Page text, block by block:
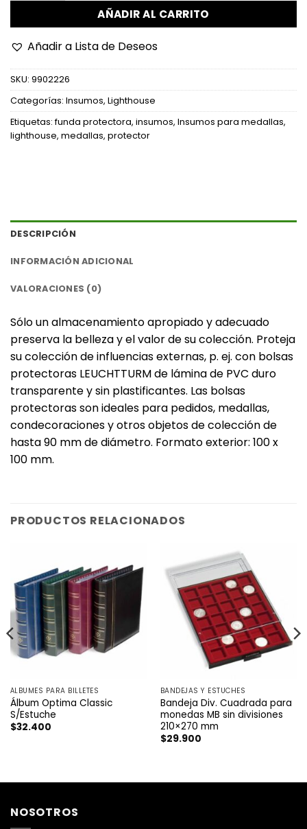
AÑADIR AL CARRITO
Añadir a Lista de Deseos
SKU: 9902226
Categorías: Insumos, Lighthouse
Etiquetas:funda protectora, insumos, Insumos para medallas,
lighthouse, medallas, protector
DESCRIPCIÓN
INFORMACIÓN ADICIONAL
VALORACIONES (0)
Sólo un almacenamiento apropiado y adecuado
preserva la belleza y el valor de su colección. Proteja
su colección de influencias externas, p. ej. con bolsas
protectoras LEUCHTTURM de lámina de PVC duro
transparente y sin plastificantes. Las bolsas
protectoras son ideales para pedidos, medallas,
condecoraciones y otros objetos de colección de
hasta 90 mm de diámetro. Formato exterior: 100 x
100 mm.
PRODUCTOS RELACIONADOS
ÁLBUMES PARA BILLETES
Álbum Optima Classic
S/Estuche
$32.400
BANDEJAS Y ESTUCHES
Bandeja Div. Cuadrada para
monedas MB sin divisiones
210×270 mm
$29.900
NOSOTROS